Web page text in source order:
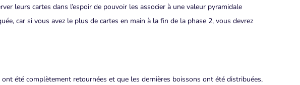
leurs cartes dans l’espoir de pouvoir les associer à une valeur pyramidale
car si vous avez le plus de cartes en main à la fin de la phase 2, vous devrez
été complètement retournées et que les dernières boissons ont été distribuées,